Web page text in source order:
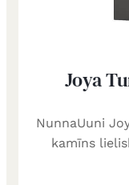
Joya
NunnaUuni
kamīns